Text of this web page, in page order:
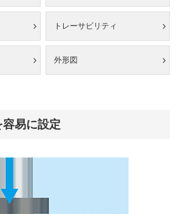
トレーサビリティ
外形図
易に設定